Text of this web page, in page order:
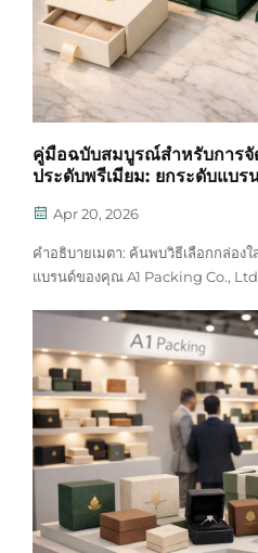
คู่มือฉบับสมบูรณ์สำหรับการ
ประดับพรีเมียม: ยกระดับแบ
Apr 20, 2026
คำอธิบายเมตา: ค้นพบวิธีเลือกกล่อง
แบรนด์ของคุณ A1 Packing Co.,
ยืดหยุ่น วัสดุที่เป็นมิตรต่อสิ่งแวดล้อม
แกะกล่อง ข้อความเนื้อหา: ในอุตสา